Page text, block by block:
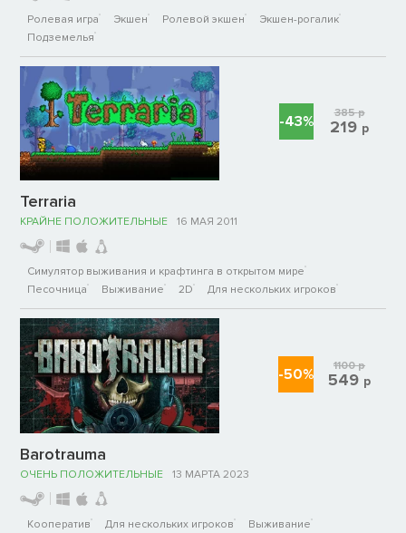
Ролевая игра Экшен Ролевой экшен
Экшен-рогалик
Подземелья
Terraria
КРАЙНЕ ПОЛОЖИТЕЛЬНЫЕ 16 МАЯ 2011
Симулятор выживания и крафтинга в открытом мире
Песочница
Выживание 2D Для нескольких игроков
-43% 385р
219 р
Barotrauma
ОЧЕНЬ ПОЛОЖИТЕЛЬНЫЕ 13 МАРТА 2023
Кооператив Для нескольких игроков
Выживание
-50% 1100р
549 р